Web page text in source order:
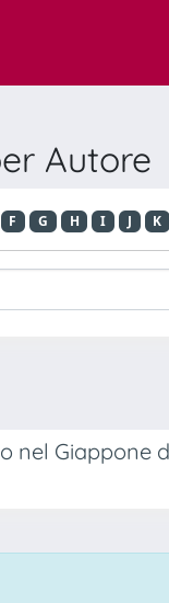
Autore
F G H I J K
nel Giappone